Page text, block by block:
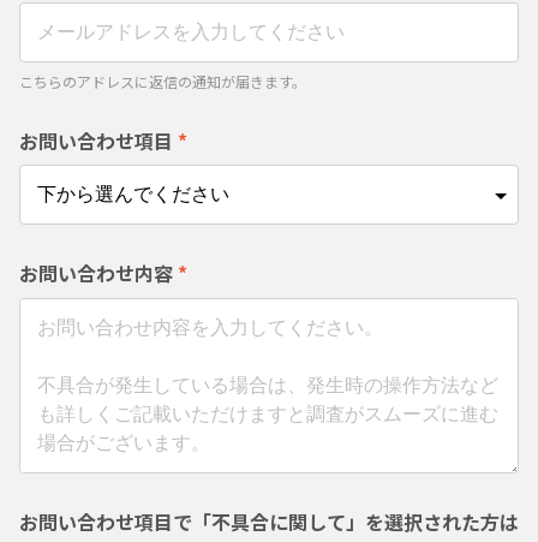
こちらのアドレスに返信の通知が届きます。
お問い合わせ項目 *
お問い合わせ内容 *
お問い合わせ項目で「不具合に関して」を選択された方は